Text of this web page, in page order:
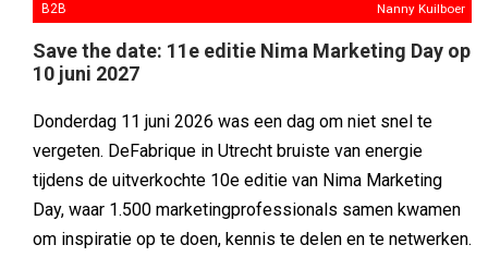
B2B Nanny Kuilboer
Save the date: 11e editie Nima Marketing Day op
10 juni 2027
Donderdag 11 juni 2026 was een dag om niet snel te
vergeten. DeFabrique in Utrecht bruiste van energie
tijdens de uitverkochte 10e editie van Nima Marketing
Day, waar 1.500 marketingprofessionals samen kwamen
om inspiratie op te doen, kennis te delen en te netwerken.